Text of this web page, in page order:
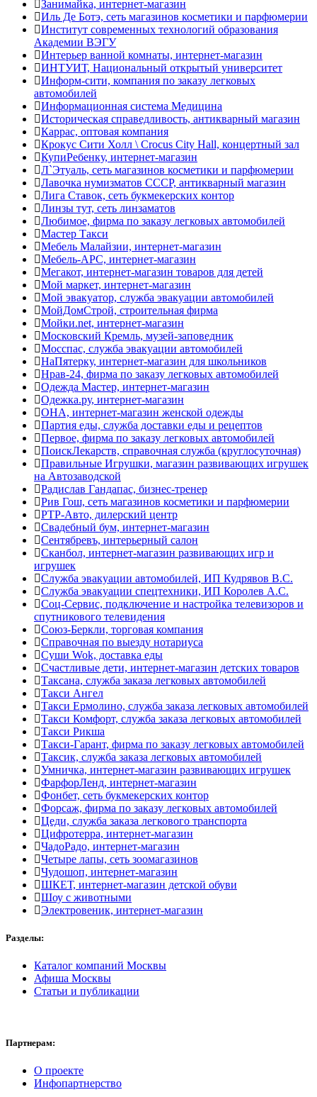
Занимайка, интернет-магазин
Иль Де Ботэ, сеть магазинов косметики и парфюмерии
Институт современных технологий образования
Академии ВЭГУ
Интерьер ванной комнаты, интернет-магазин
ИНТУИТ, Национальный открытый университет
Информ-сити, компания по заказу легковых
автомобилей
Информационная система Медицина
Историческая справедливость, антикварный магазин
Каррас, оптовая компания
Крокус Сити Холл \ Crocus City Hall, концертный зал
КупиРебенку, интернет-магазин
Л`Этуаль, сеть магазинов косметики и парфюмерии
Лавочка нумизматов СССР, антикварный магазин
Лига Ставок, сеть букмекерских контор
Линзы тут, сеть линзаматов
Любимое, фирма по заказу легковых автомобилей
Мастер Такси
Мебель Малайзии, интернет-магазин
Мебель-АРС, интернет-магазин
Мегакот, интернет-магазин товаров для детей
Мой маркет, интернет-магазин
Мой эвакуатор, служба эвакуации автомобилей
МойДомСтрой, строительная фирма
Мойки.net, интернет-магазин
Московский Кремль, музей-заповедник
Мосспас, служба эвакуации автомобилей
НаПятерку, интернет-магазин для школьников
Нрав-24, фирма по заказу легковых автомобилей
Одежда Мастер, интернет-магазин
Одежка.ру, интернет-магазин
ОНА, интернет-магазин женской одежды
Партия еды, служба доставки еды и рецептов
Первое, фирма по заказу легковых автомобилей
ПоискЛекарств, справочная служба (круглосуточная)
Правильные Игрушки, магазин развивающих игрушек
на Автозаводской
Радислав Гандапас, бизнес-тренер
Рив Гош, сеть магазинов косметики и парфюмерии
РТР-Авто, дилерский центр
Свадебный бум, интернет-магазин
Сентябревъ, интерьерный салон
Сканбол, интернет-магазин развивающих игр и
игрушек
Служба эвакуации автомобилей, ИП Кудрявов В.С.
Служба эвакуации спецтехники, ИП Королев А.С.
Соц-Сервис, подключение и настройка телевизоров и
спутникового телевидения
Союз-Беркли, торговая компания
Справочная по выезду нотариуса
Суши Wok, доставка еды
Счастливые дети, интернет-магазин детских товаров
Таксана, служба заказа легковых автомобилей
Такси Ангел
Такси Ермолино, служба заказа легковых автомобилей
Такси Комфорт, служба заказа легковых автомобилей
Такси Рикша
Такси-Гарант, фирма по заказу легковых автомобилей
Таксик, служба заказа легковых автомобилей
Умничка, интернет-магазин развивающих игрушек
ФарфорЛенд, интернет-магазин
Фонбет, сеть букмекерских контор
Форсаж, фирма по заказу легковых автомобилей
Цеди, служба заказа легкового транспорта
Цифротерра, интернет-магазин
ЧадоРадо, интернет-магазин
Четыре лапы, сеть зоомагазинов
Чудошоп, интернет-магазин
ШКЕТ, интернет-магазин детской обуви
Шоу с животными
Электровеник, интернет-магазин
Разделы:
Каталог компаний Москвы
Афиша Москвы
Статьи и публикации
Партнерам:
О проекте
Инфопартнерство